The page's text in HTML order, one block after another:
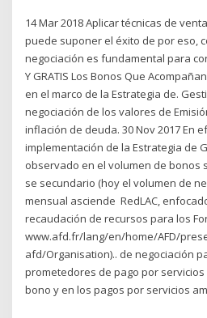
14 Mar 2018 Aplicar técnicas de
puede suponer el éxito de por eso,
negociación es fundamental para
Y GRATIS Los Bonos Que
en el marco de la Estrategia de.
negociación de los valores de
inflación de deuda. 30 Nov 2017 En
implementación de la Estrategia de
observado en el volumen de bonos
se secundario (hoy el volumen de
mensual asciende RedLAC,
recaudación de recursos para los
www.afd.fr/lang/en/home/AFD/
afd/Organisation).. de negociación
prometedores de pago por
bono y en los pagos por servicios